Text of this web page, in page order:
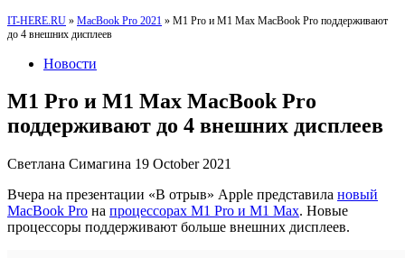
IT-HERE.RU » MacBook Pro 2021 » M1 Pro и M1 Max MacBook Pro поддерживают
до 4 внешних дисплеев
Новости
M1 Pro и M1 Max MacBook Pro
поддерживают до 4 внешних дисплеев
Светлана Симагина 19 October 2021
Вчера на презентации «В отрыв» Apple представила новый
MacBook Pro на процессорах M1 Pro и M1 Max. Новые
процессоры поддерживают больше внешних дисплеев.